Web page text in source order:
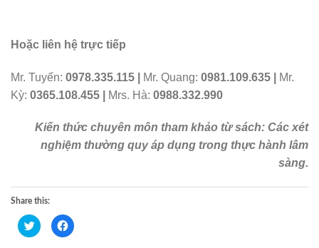
Hoặc liên hệ trực tiếp
Mr. Tuyến: 0978.335.115 | Mr. Quang: 0981.109.635 |
Mr.
Kỳ: 0365.108.455 | Mrs. Hà: 0988.332.990
Kiến thức chuyên môn tham khảo từ sách: Các xét
nghiệm thường quy áp dụng trong thực hành lâm
sàng.
Share this:
Click
to
share
Click
to